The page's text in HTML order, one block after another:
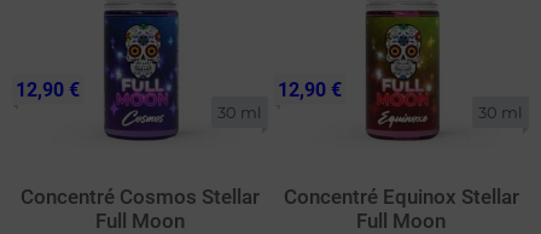
30 ml
Concentré Cosmos Stellar
Full Moon
12,90 €
30 ml
Concentré Equinox Stellar
Full Moon
12,90 €